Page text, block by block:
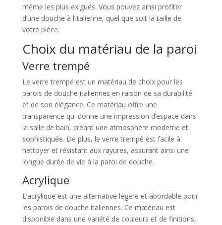
même les plus exiguës. Vous pouvez ainsi profiter
d’une douche à l’italienne, quel que soit la taille de
votre pièce.
Choix du matériau de la paroi
Verre trempé
Le verre trempé est un matériau de choix pour les
parois de douche italiennes en raison de sa durabilité
et de son élégance. Ce matériau offre une
transparence qui donne une impression d’espace dans
la salle de bain, créant une atmosphère moderne et
sophistiquée. De plus, le verre trempé est facile à
nettoyer et résistant aux rayures, assurant ainsi une
longue durée de vie à la paroi de douche.
Acrylique
L’acrylique est une alternative légère et abordable pour
les parois de douche italiennes. Ce matériau est
disponible dans une variété de couleurs et de finitions,